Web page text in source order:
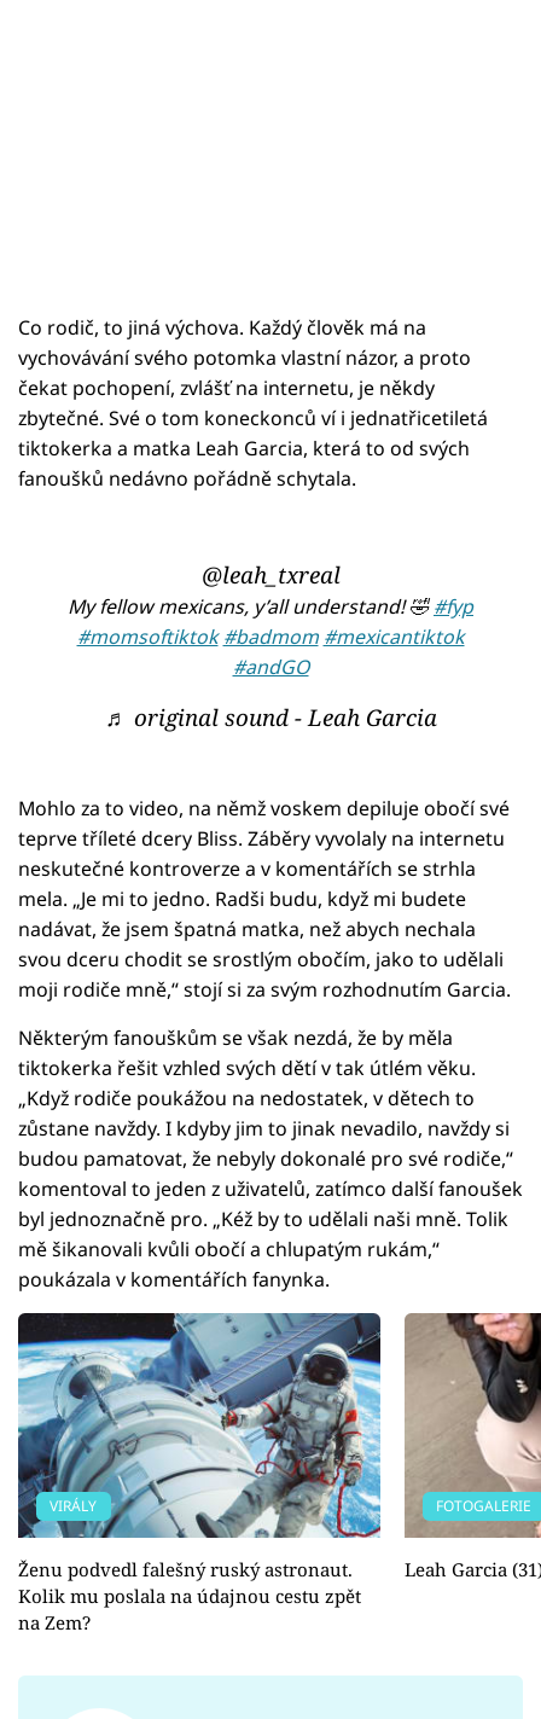
Co rodič, to jiná výchova. Každý člověk má na
vychovávání svého potomka vlastní názor, a proto
čekat pochopení, zvlášť na internetu, je někdy
zbytečné. Své o tom koneckonců ví i jednatřicetiletá
tiktokerka a matka Leah Garcia, která to od svých
fanoušků nedávno pořádně schytala.
@leah_txreal
My fellow mexicans, y’all understand! 🤣#fyp
#momsoftiktok #badmom #mexicantiktok
#andGO
♬ original sound - Leah Garcia
Mohlo za to video, na němž voskem depiluje obočí své
teprve tříleté dcery Bliss. Záběry vyvolaly na internetu
neskutečné kontroverze a v komentářích se strhla
mela. „Je mi to jedno. Radši budu, když mi budete
nadávat, že jsem špatná matka, než abych nechala
svou dceru chodit se srostlým obočím, jako to udělali
moji rodiče mně,“ stojí si za svým rozhodnutím Garcia.
Některým fanouškům se však nezdá, že by měla
tiktokerka řešit vzhled svých dětí v tak útlém věku.
„Když rodiče poukážou na nedostatek, v dětech to
zůstane navždy. I kdyby jim to jinak nevadilo, navždy si
budou pamatovat, že nebyly dokonalé pro své rodiče,“
komentoval to jeden z uživatelů, zatímco další fanoušek
byl jednoznačně pro. „Kéž by to udělali naši mně. Tolik
mě šikanovali kvůli obočí a chlupatým rukám,“
poukázala v komentářích fanynka.
VIRÁLY
Ženu podvedl falešný ruský astronaut.
Kolik mu poslala na údajnou cestu zpět
na Zem?
FOTOGALERIE
Leah Garcia